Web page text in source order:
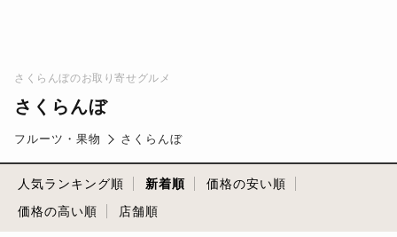
さくらんぼのお取り寄せグルメ
さくらんぼ
フルーツ・果物 さくらんぼ
人気ランキング順 新着順
価格の安い順
価格の高い順
店舗順